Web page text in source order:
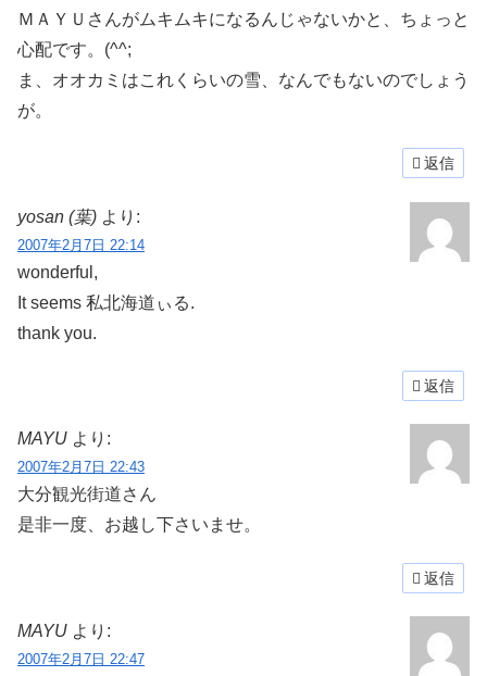
ＭＡＹＵさんがムキムキになるんじゃないかと、ちょっと
心配です。(^^;
ま、オオカミはこれくらいの雪、なんでもないのでしょう
が。
返信
yosan (葉) より:
2007年2月7日 22:14
wonderful,
It seems 私北海道ぃる.
thank you.
返信
MAYU より:
2007年2月7日 22:43
大分観光街道さん
是非一度、お越し下さいませ。
返信
MAYU より:
2007年2月7日 22:47